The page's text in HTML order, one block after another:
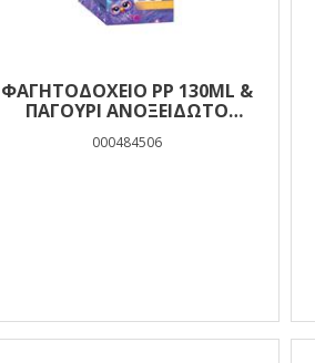
ΦΑΓΗΤΟΔΟΧΕΙΟ PP 130ML &
ΠΑΓΟΥΡΙ ΑΝΟΞΕΙΔΩΤΟ
000484506